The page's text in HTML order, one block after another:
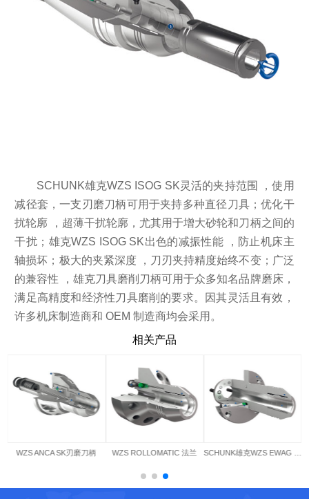
SCHUNK雄克WZS ISOG SK灵活的夹持范围 ，使用
减径套，一支刃磨刀柄可用于夹持多种直径刀具；优化干
扰轮廓 ，超薄干扰轮廓，尤其用于增大砂轮和刀柄之间的
干扰；雄克WZS ISOG SK出色的减振性能 ，防止机床主
轴损坏；极大的夹紧深度 ，刀刃夹持精度始终不变；广泛
的兼容性 ，雄克刀具磨削刀柄可用于众多知名品牌磨床，
满足高精度和经济性刀具磨削的要求。因其灵活且有效，
许多机床制造商和 OEM 制造商均会采用。
相关产品
WZS ANCA SK刃磨刀柄 WZS ROLLOMATIC 法兰